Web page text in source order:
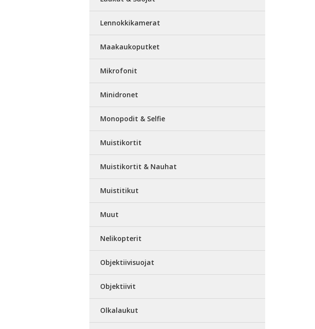
Lennokkikamerat
Maakaukoputket
Mikrofonit
Minidronet
Monopodit & Selfie
Muistikortit
Muistikortit & Nauhat
Muistitikut
Muut
Nelikopterit
Objektiivisuojat
Objektiivit
Olkalaukut